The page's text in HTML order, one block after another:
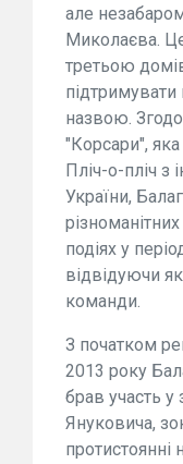
але
Миколаєва.
третьою
назвою.
"Корсари",
Пліч-о-пліч
України,
подіях у
відвідуючи
команди.
З початком
2013 року
брав участь
Януковича,
протистоянні